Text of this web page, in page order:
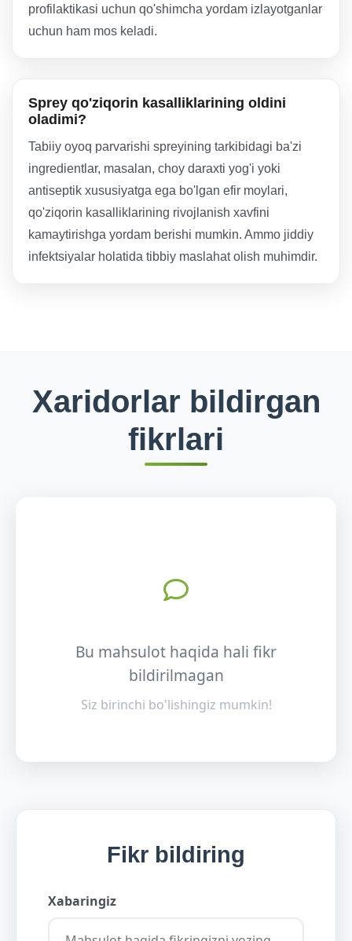
profilaktikasi uchun qo'shimcha yordam izlayotganlar
uchun ham mos keladi.
Sprey qo'ziqorin kasalliklarining oldini
oladimi?
Tabiiy oyoq parvarishi spreyining tarkibidagi ba'zi
ingredientlar, masalan, choy daraxti yog'i yoki
antiseptik xususiyatga ega bo'lgan efir moylari,
qo'ziqorin kasalliklarining rivojlanish xavfini
kamaytirishga yordam berishi mumkin. Ammo jiddiy
infektsiyalar holatida tibbiy maslahat olish muhimdir.
Xaridorlar bildirgan
fikrlari
Bu mahsulot haqida hali fikr
bildirilmagan
Siz birinchi bo'lishingiz mumkin!
Fikr bildiring
Xabaringiz